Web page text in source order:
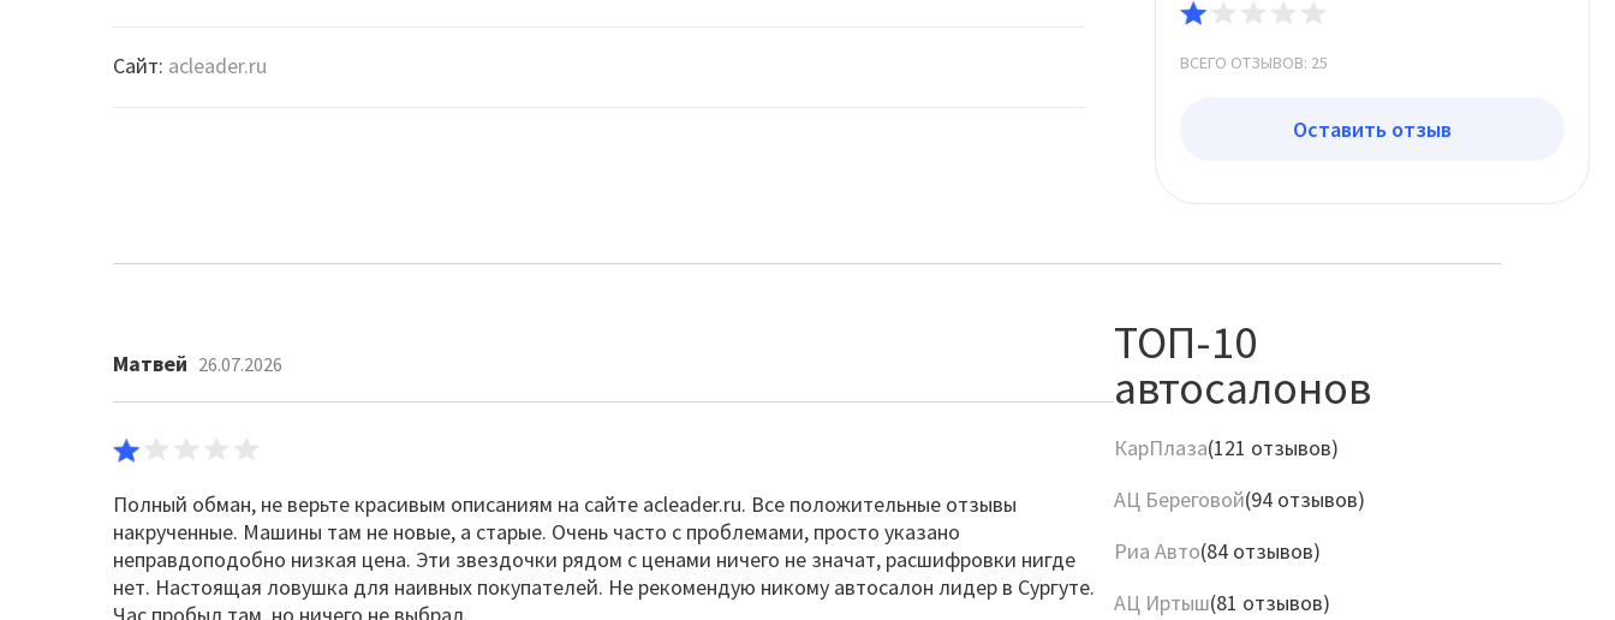
Сайт: acleader.ru ВСЕГО ОТЗЫВОВ: 25
Оставить отзыв
Матвей 26.07.2026
Полный обман, не верьте красивым описаниям на сайте acleader.ru. Все положительные отзывы
накрученные. Машины там не новые, а старые. Очень часто с проблемами, просто указано
неправдоподобно низкая цена. Эти звездочки рядом с ценами ничего не значат, расшифровки нигде
нет. Настоящая ловушка для наивных покупателей. Не рекомендую никому автосалон лидер в Сургуте.
ТОП-10
автосалонов
КарПлаза(121 отзывов)
АЦ Береговой(94 отзывов)
Риа Авто(84 отзывов)
АЦ Иртыш(81 отзывов)